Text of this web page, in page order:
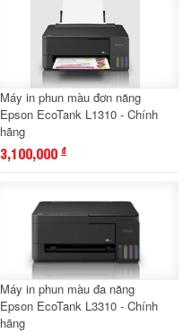
Máy in phun màu đơn năng
Epson EcoTank L1310 - Chính
hãng
3,100,000 đ
Máy in phun màu đa năng
Epson EcoTank L3310 - Chính
hãng